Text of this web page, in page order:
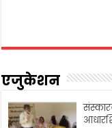
एजुकेशन